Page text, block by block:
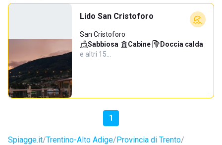
Lido San Cristoforo
San Cristoforo
Sabbiosa· Cabine· Doccia calda·
e altri 15…
1
Spiagge.it Trentino-Alto Adige Provincia di Trento